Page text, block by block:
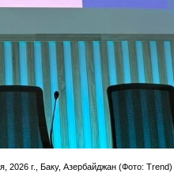
г., Баку, Азербайджан (Фото: Trend)